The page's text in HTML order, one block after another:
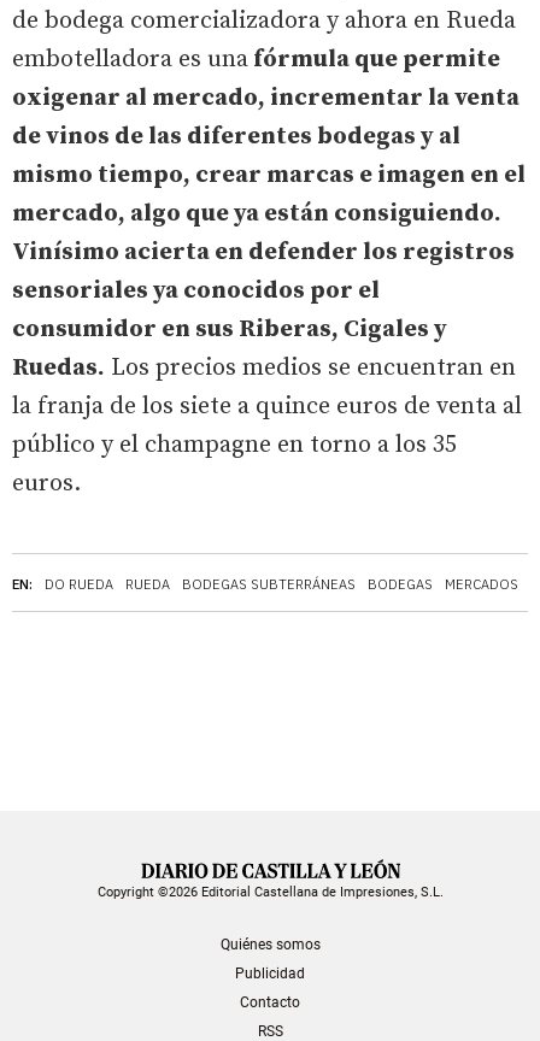
EN: DO RUEDA RUEDA BODEGAS SUBTERRÁNEAS BODEGAS MERCADOS
de bodega comercializadora y ahora en Rueda
embotelladora es una fórmula que permite
oxigenar al mercado, incrementar la venta
de vinos de las diferentes bodegas y al
mismo tiempo, crear marcas e imagen en el
mercado, algo que ya están consiguiendo.
Vinísimo acierta en defender los registros
sensoriales ya conocidos por el
consumidor en sus Riberas, Cigales y
Ruedas. Los precios medios se encuentran en
la franja de los siete a quince euros de venta al
público y el champagne en torno a los 35
euros.
Copyright ©2026 Editorial Castellana de Impresiones, S.L.
Quiénes somos
Publicidad
Contacto
RSS